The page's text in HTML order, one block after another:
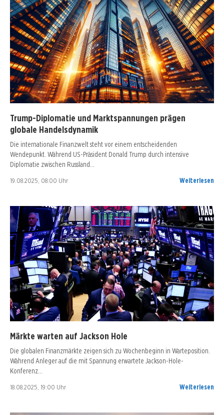
Trump-Diplomatie und Marktspannungen prägen
globale Handelsdynamik
Die internationale Finanzwelt steht vor einem entscheidenden
Wendepunkt. Während US-Präsident Donald Trump durch intensive
Diplomatie zwischen Russland…
19.08.2025, 08:00 Uhr Weiterlesen
Märkte warten auf Jackson Hole
Die globalen Finanzmärkte zeigen sich zu Wochenbeginn in Warteposition.
Während Anleger auf die mit Spannung erwartete Jackson-Hole-
Konferenz…
18.08.2025, 19:00 Uhr Weiterlesen